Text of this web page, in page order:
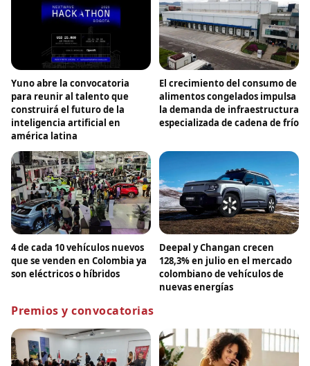
Yuno abre la convocatoria
para reunir al talento que
construirá el futuro de la
inteligencia artificial en
américa latina
El crecimiento del consumo de
alimentos congelados impulsa
la demanda de infraestructura
especializada de cadena de frío
4 de cada 10 vehículos nuevos
que se venden en Colombia ya
son eléctricos o híbridos
Deepal y Changan crecen
128,3% en julio en el mercado
colombiano de vehículos de
nuevas energías
Premios y convocatorias